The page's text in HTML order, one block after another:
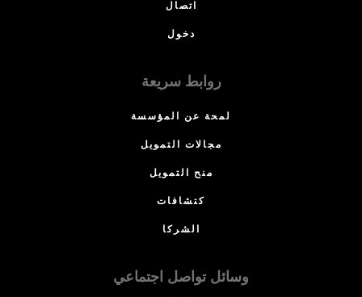
اتصال
دخول
روابط سريعة
لمحة عن المؤسسة
مجالات التمويل
منح التمويل
كتشافات
الشركا
وسائل تواصل اجتماعي